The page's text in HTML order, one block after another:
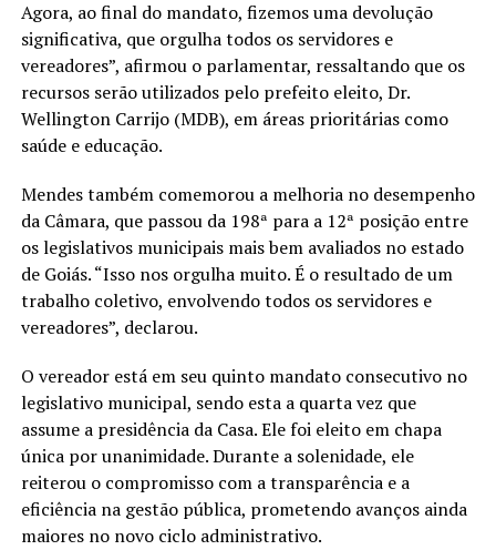
Agora, ao final do mandato, fizemos uma devolução
significativa, que orgulha todos os servidores e
vereadores”, afirmou o parlamentar, ressaltando que os
recursos serão utilizados pelo prefeito eleito, Dr.
Wellington Carrijo (MDB), em áreas prioritárias como
saúde e educação.
Mendes também comemorou a melhoria no desempenho
da Câmara, que passou da 198ª para a 12ª posição entre
os legislativos municipais mais bem avaliados no estado
de Goiás. “Isso nos orgulha muito. É o resultado de um
trabalho coletivo, envolvendo todos os servidores e
vereadores”, declarou.
O vereador está em seu quinto mandato consecutivo no
legislativo municipal, sendo esta a quarta vez que
assume a presidência da Casa. Ele foi eleito em chapa
única por unanimidade. Durante a solenidade, ele
reiterou o compromisso com a transparência e a
eficiência na gestão pública, prometendo avanços ainda
maiores no novo ciclo administrativo.